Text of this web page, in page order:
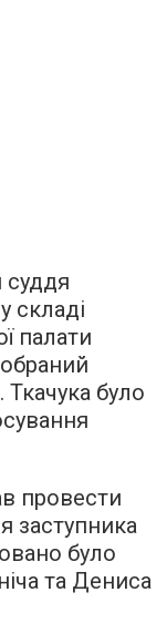
суддя
складі
палати
було
провести
заступника
було
та Дениса